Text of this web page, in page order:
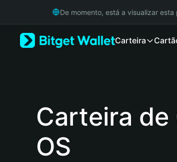
Русский
Português (Portugal)
Bahasa Indonesia
De momento, está a visualizar esta
Carteira
Carteira de
OS